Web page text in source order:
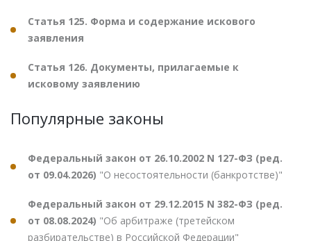
Статья 125. Форма и содержание искового
заявления
Статья 126. Документы, прилагаемые к
исковому заявлению
Популярные законы
Федеральный закон от 26.10.2002 N 127-ФЗ (ред.
от 09.04.2026) "О несостоятельности (банкротстве)"
Федеральный закон от 29.12.2015 N 382-ФЗ (ред.
от 08.08.2024) "Об арбитраже (третейском
разбирательстве) в Российской Федерации"